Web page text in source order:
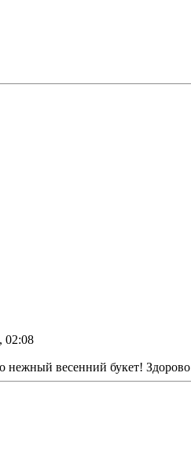
02:08
нежный весенний букет! Здорово